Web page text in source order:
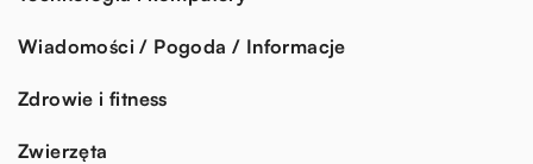
Wiadomości / Pogoda / Informacje
Zdrowie i fitness
Zwierzęta